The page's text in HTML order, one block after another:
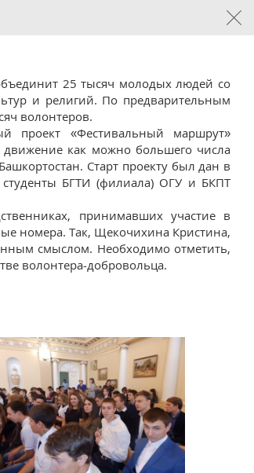
25 тысяч молодых людей со
и религий. По предварительным
волонтеров.
проект «Фестивальный маршрут»
как можно большего числа
Старт проекту был дан в
БГТИ (филиала) ОГУ и БКПТ
принимавших участие в
номера. Так, Щекочихина Кристина,
смыслом. Необходимо отметить,
волонтера-добровольца.